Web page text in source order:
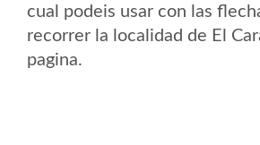
cual podeis usar con las
recorrer la localidad de El
pagina.